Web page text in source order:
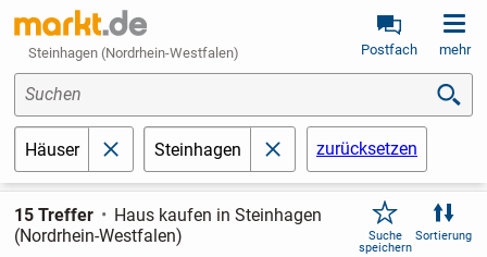
Steinhagen (Nordrhein-Westfalen) Postfach mehr
Suchen
Häuser schließenSteinhagen schließenzurücksetzen
15 Treffer
Haus kaufen in Steinhagen
(Nordrhein-Westfalen)
Suche
speichern
Sortierung